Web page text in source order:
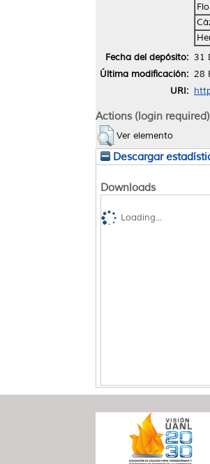
Fecha del depósito: 31
Última modificación: 28
URI:
Actions (login required)
Ver elemento
Descargar
Downloads
Loading...